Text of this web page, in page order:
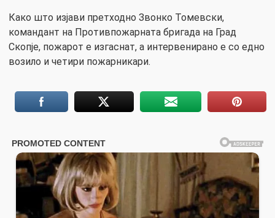
Како што изјави претходно Звонко Томевски,
командант на Противпожарната бригада на Град
Скопје, пожарот е изгаснат, а интервенирано е со едно
возило и четири пожарникари.